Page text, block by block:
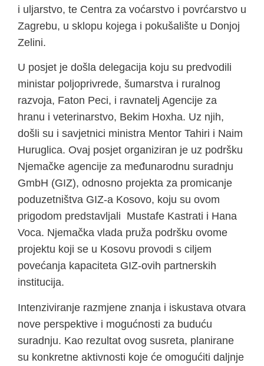
i uljarstvo, te Centra za voćarstvo i povrćarstvo u
Zagrebu, u sklopu kojega i pokušalište u Donjoj
Zelini.
U posjet je došla delegacija koju su predvodili
ministar poljoprivrede, šumarstva i ruralnog
razvoja, Faton Peci, i ravnatelj Agencije za
hranu i veterinarstvo, Bekim Hoxha. Uz njih,
došli su i savjetnici ministra Mentor Tahiri i Naim
Huruglica. Ovaj posjet organiziran je uz podršku
Njemačke agencije za međunarodnu suradnju
GmbH (GIZ), odnosno projekta za promicanje
poduzetništva GIZ-a Kosovo, koju su ovom
prigodom predstavljali Mustafe Kastrati i Hana
Voca. Njemačka vlada pruža podršku ovome
projektu koji se u Kosovu provodi s ciljem
povećanja kapaciteta GIZ-ovih partnerskih
institucija.
Intenziviranje razmjene znanja i iskustava otvara
nove perspektive i mogućnosti za buduću
suradnju. Kao rezultat ovog susreta, planirane
su konkretne aktivnosti koje će omogućiti daljnje